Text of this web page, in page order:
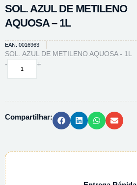
SOL. AZUL DE METILENO
AQUOSA – 1L
EAN: 0016963
SOL. AZUL DE METILENO AQUOSA - 1L
-
SOL.
-
+
Compartilhar: